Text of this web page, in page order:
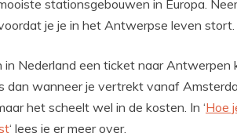
stationsgebouwen in Europa.
je je in het Antwerpse leven stort.
Nederland een ticket naar Antwerpen
dan wanneer je vertrekt vanaf
het scheelt wel in de kosten. In ‘Hoe
‘ lees je er meer over.